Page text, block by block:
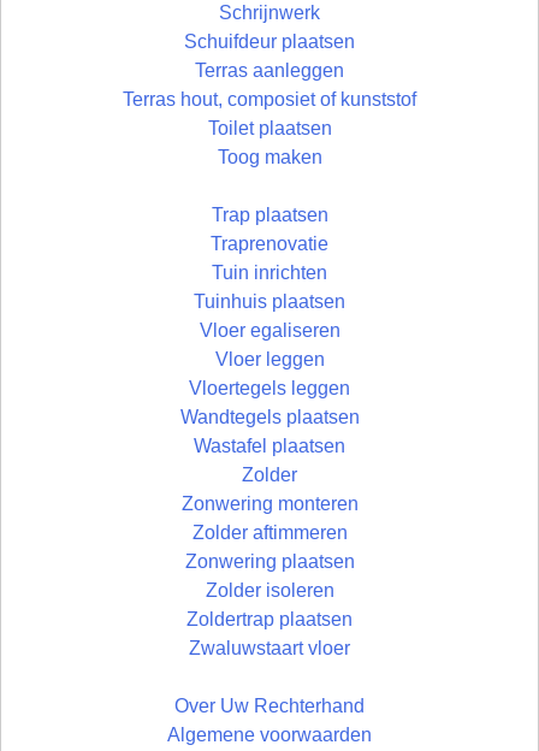
Schrijnwerk
Schuifdeur plaatsen
Terras aanleggen
Terras hout, composiet of kunststof
Toilet plaatsen
Toog maken
Trap plaatsen
Traprenovatie
Tuin inrichten
Tuinhuis plaatsen
Vloer egaliseren
Vloer leggen
Vloertegels leggen
Wandtegels plaatsen
Wastafel plaatsen
Zolder
Zonwering monteren
Zolder aftimmeren
Zonwering plaatsen
Zolder isoleren
Zoldertrap plaatsen
Zwaluwstaart vloer
Over Uw Rechterhand
Algemene voorwaarden